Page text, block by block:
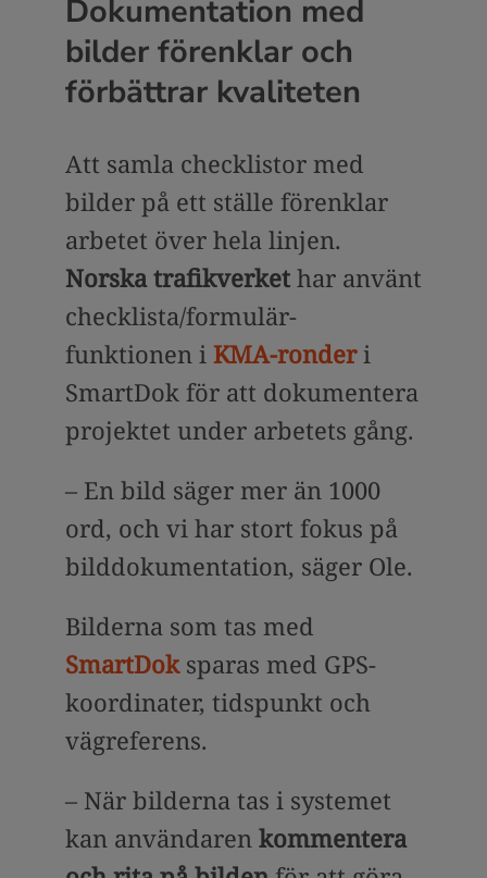
Dokumentation med
bilder förenklar och
förbättrar kvaliteten
Att samla checklistor med
bilder på ett ställe förenklar
arbetet över hela linjen.
Norska trafikverkethar använt
checklista/formulär-
funktionen i KMA-ronderi
SmartDok för att dokumentera
projektet under arbetets gång.
– En bild säger mer än 1000
ord, och vi har stort fokus på
bilddokumentation, säger Ole.
Bilderna som tas med
SmartDoksparas med GPS-
koordinater, tidspunkt och
vägreferens.
– När bilderna tas i systemet
kan användaren kommentera